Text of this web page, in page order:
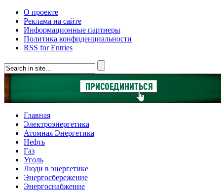
О проекте
Реклама на сайте
Информационные партнеры
Политика конфиденциальности
RSS for Entries
Главная
Электроэнергетика
Атомная Энергетика
Нефть
Газ
Уголь
Люди в энергетике
Энергосбережение
Энергоснабжение